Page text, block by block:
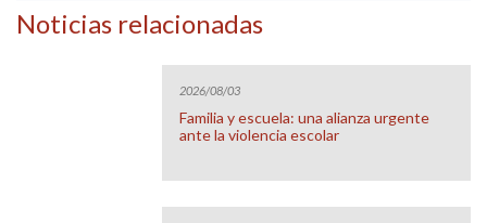
Noticias relacionadas
2026/08/03
Familia y escuela: una alianza urgente
ante la violencia escolar